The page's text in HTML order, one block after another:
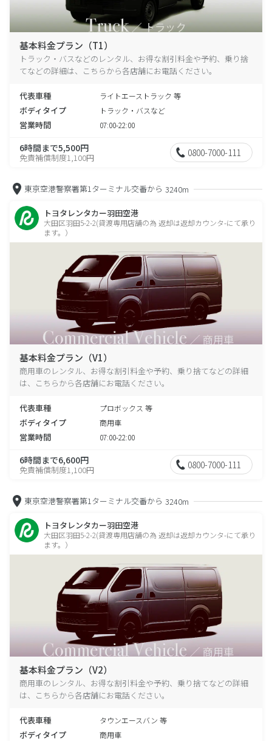
基本料金プラン（T1）
トラック・バスなどのレンタル、お得な割引料金や予約、乗り捨
てなどの詳細は、こちらから各店舗にお電話ください。
代表車種 ライトエーストラック 等
ボディタイプ トラック・バスなど
営業時間 07:00-22:00
6時間まで5,500円
免責補償制度1,100円 0800-7000-111
東京空港警察署第1ターミナル交番から 3240m
トヨタレンタカー羽田空港
大田区羽田5-2-2(貸渡専用店舗の為 返却は返却カウンタ-にて承り
ます。）
基本料金プラン（V1）
商用車のレンタル、お得な割引料金や予約、乗り捨てなどの詳細
は、こちらから各店舗にお電話ください。
代表車種 プロボックス 等
ボディタイプ 商用車
営業時間 07:00-22:00
6時間まで6,600円
免責補償制度1,100円 0800-7000-111
東京空港警察署第1ターミナル交番から 3240m
トヨタレンタカー羽田空港
大田区羽田5-2-2(貸渡専用店舗の為 返却は返却カウンタ-にて承り
ます。）
基本料金プラン（V2）
商用車のレンタル、お得な割引料金や予約、乗り捨てなどの詳細
は、こちらから各店舗にお電話ください。
代表車種 タウンエースバン 等
ボディタイプ 商用車